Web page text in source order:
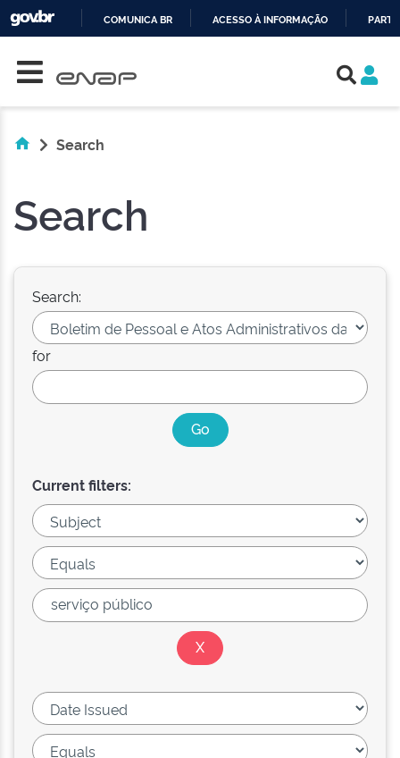
COMUNICA BR ACESSO À INFORMAÇÃO
Search
Search
Search:
for
Current filters: